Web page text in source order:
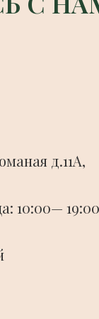
д.11А,
10:00—